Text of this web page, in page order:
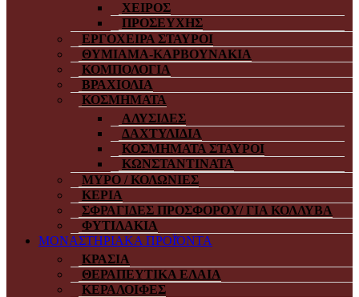
ΧΕΙΡΟΣ
ΠΡΟΣΕΥΧΗΣ
ΕΡΓΟΧΕΙΡΑ ΣΤΑΥΡΟΙ
ΘΥΜΙΑΜΑ-ΚΑΡΒΟΥΝΑΚΙΑ
ΚΟΜΠΟΛΟΓΙΑ
ΒΡΑΧΙΟΛΙΑ
ΚΟΣΜΗΜΑΤΑ
ΑΛΥΣΙΔΕΣ
ΔΑΧΤΥΛΙΔΙΑ
ΚΟΣΜΗΜΑΤΑ ΣΤΑΥΡΟΙ
ΚΩΝΣΤΑΝΤΙΝΑΤΑ
ΜΥΡΟ / ΚΟΛΩΝΙΕΣ
ΚΕΡΙΑ
ΣΦΡΑΓΙΔΕΣ ΠΡΟΣΦΟΡΟΥ/ ΓΙΑ ΚΟΛΛΥΒΑ
ΦΥΤΙΛΑΚΙΑ
ΜΟΝΑΣΤΗΡΙΑΚΑ ΠΡΟΪΌΝΤΑ
ΚΡΑΣΙΑ
ΘΕΡΑΠΕΥΤΙΚΑ ΕΛΑΙΑ
ΚΕΡΑΛΟΙΦΕΣ